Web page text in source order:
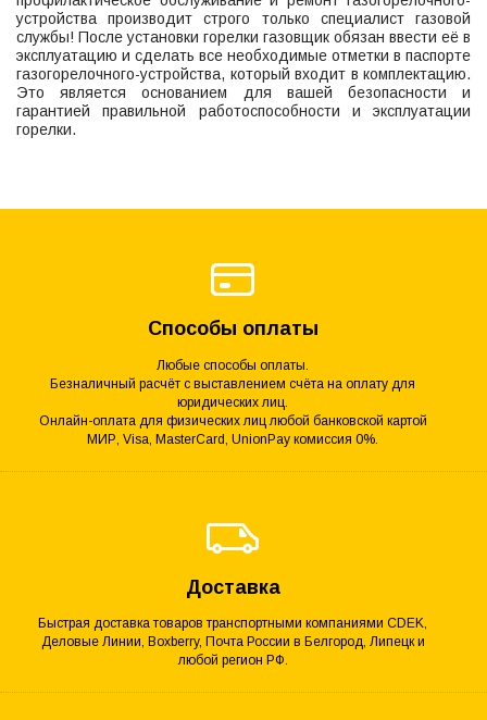
устройства производит строго только специалист газовой
службы! После установки горелки газовщик обязан ввести её в
эксплуатацию и сделать все необходимые отметки в паспорте
газогорелочного-устройства, который входит в комплектацию.
Это является основанием для вашей безопасности и
гарантией правильной работоспособности и эксплуатации
горелки.
Способы оплаты
Любые способы оплаты.
Безналичный расчёт с выставлением счёта на оплату для
юридических лиц.
Онлайн-оплата для физических лиц любой банковской картой
МИР, Visa, MasterCard, UnionPay комиссия 0%.
Доставка
Быстрая доставка товаров транспортными компаниями CDEK,
Деловые Линии, Boxberry, Почта России в Белгород, Липецк и
любой регион РФ.